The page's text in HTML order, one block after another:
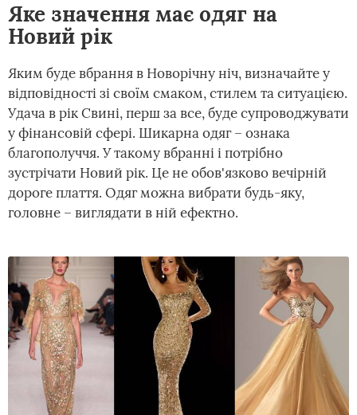
Яке значення має одяг на
Новий рік
Яким буде вбрання в Новорічну ніч, визначайте у
відповідності зі своїм смаком, стилем та ситуацією.
Удача в рік Свині, перш за все, буде супроводжувати
у фінансовій сфері. Шикарна одяг – ознака
благополуччя. У такому вбранні і потрібно
зустрічати Новий рік. Це не обов'язково вечірній
дороге плаття. Одяг можна вибрати будь-яку,
головне – виглядати в ній ефектно.